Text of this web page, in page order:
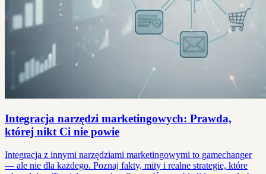
Integracja narzędzi marketingowych: Prawda,
której nikt Ci nie powie
Integracja z innymi narzędziami marketingowymi to gamechanger
— ale nie dla każdego. Poznaj fakty, mity i realne strategie, które